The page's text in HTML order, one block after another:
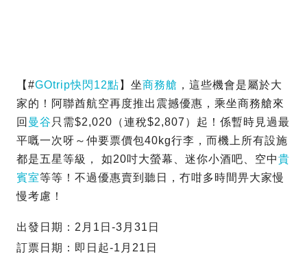
【#GOtrip快閃12點 】坐商務艙 ，這些機會是屬於大
家的！阿聯酋航空再度推出震撼優惠，乘坐商務艙來
回 曼谷 只需$2,020（連稅$2,807）起！係暫時見過最
平嘅一次呀～仲要票價包40kg行李，而機上所有設施
都是五星等級， 如20吋大螢幕、迷你小酒吧、空中貴
賓室等等！不過優惠賣到聽日，冇咁多時間畀大家慢
慢考慮！
出發日期：2月1日-3月31日
訂票日期：即日起-1月21日